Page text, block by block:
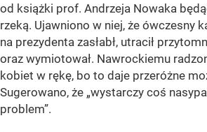
od książki prof. Andrzeja Nowaka
rzeką. Ujawniono w niej, że ówczesny
na prezydenta zasłabł, utracił
oraz wymiotował. Nawrockiemu
kobiet w rękę, bo to daje przeróżne
Sugerowano, że „wystarczy coś
problem”.